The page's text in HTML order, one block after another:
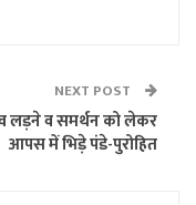
NEXT POST
लड़ने व समर्थन को लेकर
आपस में भिड़े पंडे-पुरोहित